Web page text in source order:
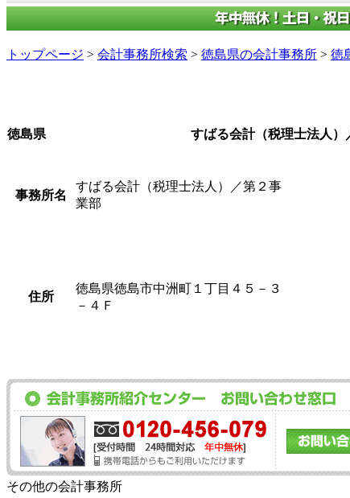
トップページ > 会計事務所検索 > 徳島県の会計事務所 > 徳
徳島県 すばる会計（税理士法人）
事務所名
すばる会計（税理士法人）／第２事
業部
住所
徳島県徳島市中洲町１丁目４５－３
－４Ｆ
その他の会計事務所